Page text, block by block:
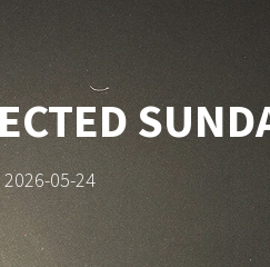
2026-05-24